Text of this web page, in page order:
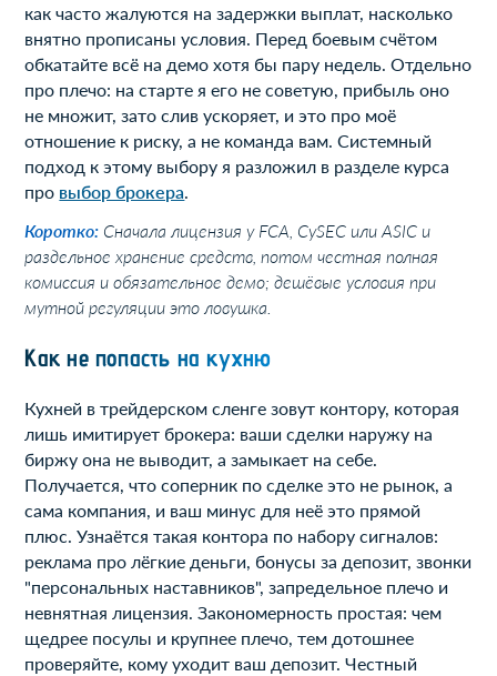
как часто жалуются на задержки выплат, насколько
внятно прописаны условия. Перед боевым счётом
обкатайте всё на демо хотя бы пару недель. Отдельно
про плечо: на старте я его не советую, прибыль оно
не множит, зато слив ускоряет, и это про моё
отношение к риску, а не команда вам. Системный
подход к этому выбору я разложил в разделе курса
про выбор брокера
Коротко: Сначала лицензия у FCA, CySEC или ASIC и
раздельное хранение средств, потом честная полная
комиссия и обязательное демо; дешёвые условия при
мутной регуляции это ловушка.
Как не попасть на кухню
Кухней в трейдерском сленге зовут контору, которая
лишь имитирует брокера: ваши сделки наружу на
биржу она не выводит, а замыкает на себе.
Получается, что соперник по сделке это не рынок, а
сама компания, и ваш минус для неё это прямой
плюс. Узнаётся такая контора по набору сигналов:
реклама про лёгкие деньги, бонусы за депозит, звонки
"персональных наставников", запредельное плечо и
невнятная лицензия. Закономерность простая: чем
щедрее посулы и крупнее плечо, тем дотошнее
проверяйте, кому уходит ваш депозит. Честный